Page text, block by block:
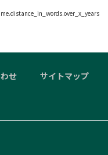
せ
サイトマップ